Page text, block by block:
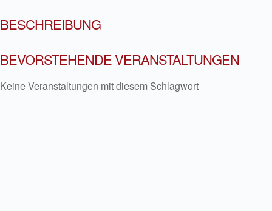
BESCHREIBUNG
BEVORSTEHENDE VERANSTALTUNGEN
Keine Veranstaltungen mit diesem Schlagwort